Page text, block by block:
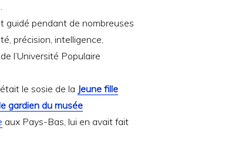
guidé pendant de nombreuses
précision, intelligence,
l’Université Populaire
le sosie de la Jeune fille
gardien du musée
aux Pays-Bas, lui en avait fait